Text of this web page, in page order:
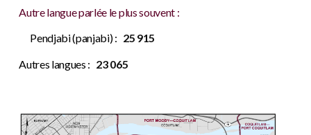
Autre langue parlée le plus souvent :
Pendjabi (panjabi) : 25 915
Autres langues : 23 065